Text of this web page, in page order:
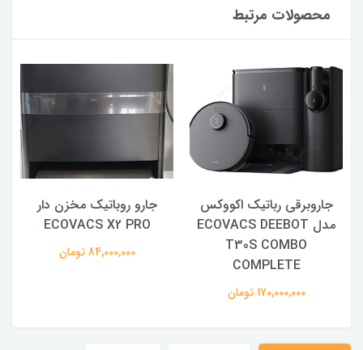
محصولات مرتبط
جاروبرقی رباتیک اکووکس
مدل ECOVACS DEEBOT
T30S COMBO
COMPLETE
170,000,000 تومان
جارو روباتیک مخزن دار
ECOVACS X2 PRO
84,000,000 تومان